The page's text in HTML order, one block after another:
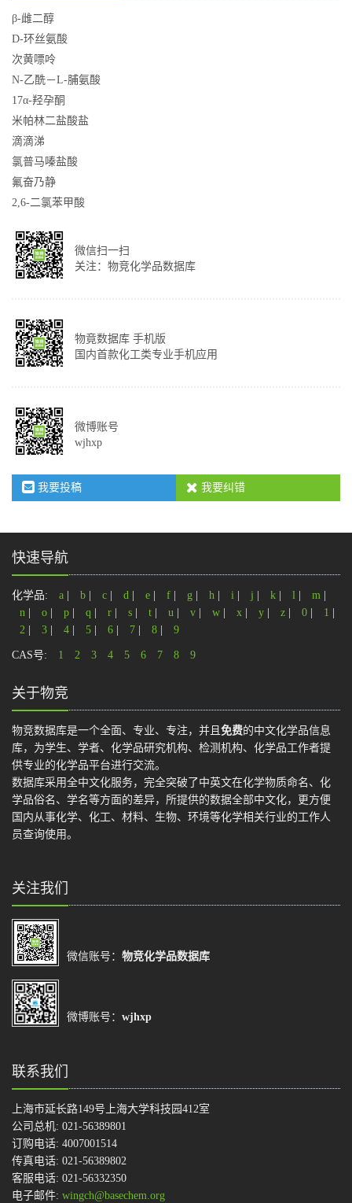
β-雌二醇
D-环丝氨酸
次黄嘌呤
N-乙酰－L-脯氨酸
17α-羟孕酮
米帕林二盐酸盐
滴滴涕
氯普马嗪盐酸
氟奋乃静
2,6-二氯苯甲酸
微信扫一扫
关注：物竞化学品数据库
物竟数据库 手机版
国内首款化工类专业手机应用
微博账号
wjhxp
我要投稿 我要纠错
快速导航
化学品: a b c d e f g h i j k l m
n
o p q r s t u v w x y z 0 1
2
3 4 5 6 7 8 9
CAS号: 1 2 3 4 5 6 7 8 9
关于物竞
物竞数据库是一个全面、专业、专注，并且 免费的中文化学品信息
库，为学生、学者、化学品研究机构、检测机构、化学品工作者提
供专业的化学品平台进行交流。
数据库采用全中文化服务，完全突破了中英文在化学物质命名、化
学品俗名、学名等方面的差异，所提供的数据全部中文化，更方便
国内从事化学、化工、材料、生物、环境等化学相关行业的工作人
员查询使用。
关注我们
微信账号： 物竞化学品数据库
微博账号： wjhxp
联系我们
上海市延长路149号上海大学科技园412室
公司总机: 021-56389801
订购电话: 4007001514
传真电话: 021-56389802
客服电话: 021-56332350
电子邮件: wingch@basechem.org